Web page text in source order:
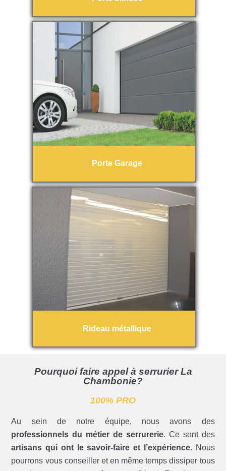
Porte Garage
Rideau métallique
Pourquoi faire appel à serrurier La
Chambonie?
100% PRO
Au sein de notre équipe, nous avons des
professionnels du métier de serrurerie. Ce sont des
artisans qui ont le savoir-faire et l’expérience. Nous
pourrons vous conseiller et en même temps dissiper tous